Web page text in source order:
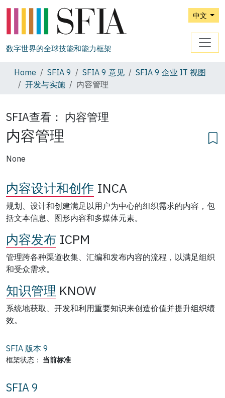
中文
数字世界的全球技能和能力框架
Home SFIA 9 SFIA 9 意见
SFIA 9 企业 IT 视图
开发与实施
内容管理
SFIA查看： 内容管理
内容管理
None
内容设计和创作 INCA
规划、设计和创建满足以用户为中心的组织需求的内容，包
括文本信息、图形内容和多媒体元素。
内容发布 ICPM
管理跨各种渠道收集、汇编和发布内容的流程，以满足组织
和受众需求。
知识管理 KNOW
系统地获取、开发和利用重要知识来创造价值并提升组织绩
效。
SFIA 版本 9
框架状态： 当前标准
SFIA 9